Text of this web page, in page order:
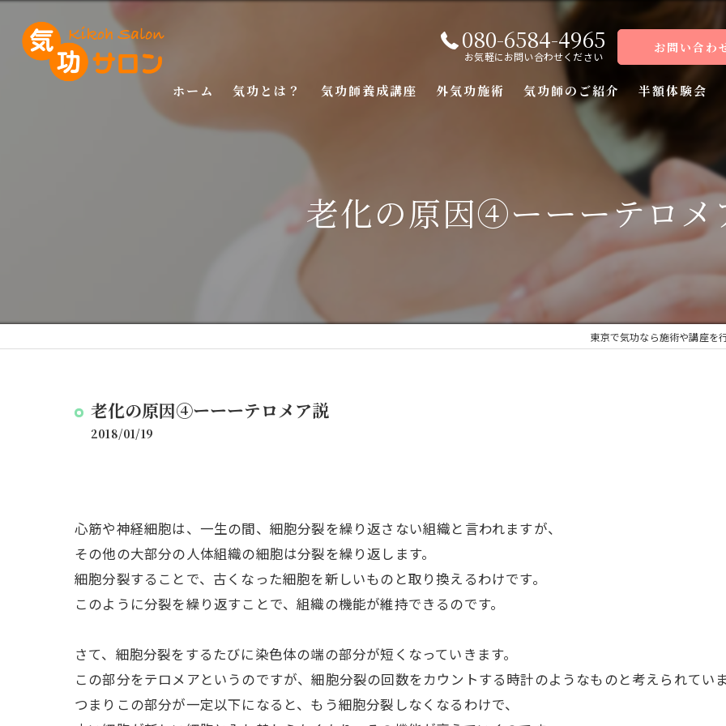
080-6584-4965
お気軽にお問い合わせください
お問い合わ
ホーム 気功とは？ 気功師養成講座
応用講座
外気功施術 気功師のご紹介 半額体験会
老化の原因④ーーーテロメ
東京で気功なら施術や講座を
老化の原因④ーーーテロメア説
2018/01/19
心筋や神経細胞は、一生の間、細胞分裂を繰り返さない組織と言われますが、
その他の大部分の人体組織の細胞は分裂を繰り返します。
細胞分裂することで、古くなった細胞を新しいものと取り換えるわけです。
このように分裂を繰り返すことで、組織の機能が維持できるのです。
さて、細胞分裂をするたびに染色体の端の部分が短くなっていきます。
この部分をテロメアというのですが、細胞分裂の回数をカウントする時計のようなものと考えられてい
つまりこの部分が一定以下になると、もう細胞分裂しなくなるわけで、